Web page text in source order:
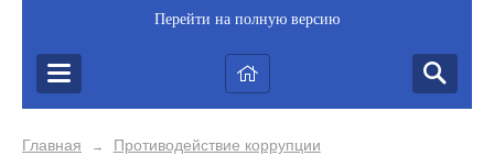
Перейти на полную версию
Главная → Противодействие коррупции